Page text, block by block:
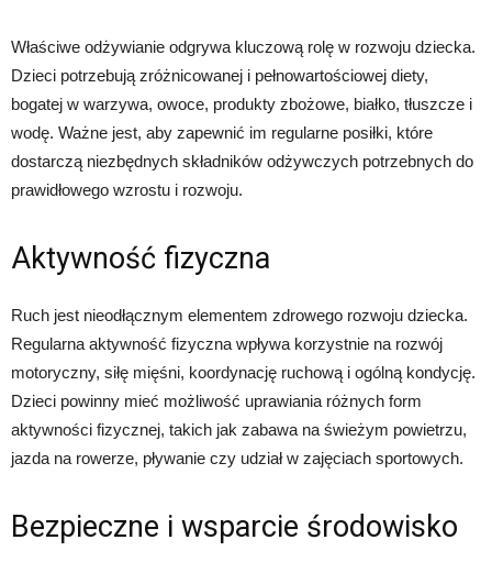
Właściwe odżywianie odgrywa kluczową rolę w rozwoju dziecka.
Dzieci potrzebują zróżnicowanej i pełnowartościowej diety,
bogatej w warzywa, owoce, produkty zbożowe, białko, tłuszcze i
wodę. Ważne jest, aby zapewnić im regularne posiłki, które
dostarczą niezbędnych składników odżywczych potrzebnych do
prawidłowego wzrostu i rozwoju.
Aktywność fizyczna
Ruch jest nieodłącznym elementem zdrowego rozwoju dziecka.
Regularna aktywność fizyczna wpływa korzystnie na rozwój
motoryczny, siłę mięśni, koordynację ruchową i ogólną kondycję.
Dzieci powinny mieć możliwość uprawiania różnych form
aktywności fizycznej, takich jak zabawa na świeżym powietrzu,
jazda na rowerze, pływanie czy udział w zajęciach sportowych.
Bezpieczne i wsparcie środowisko